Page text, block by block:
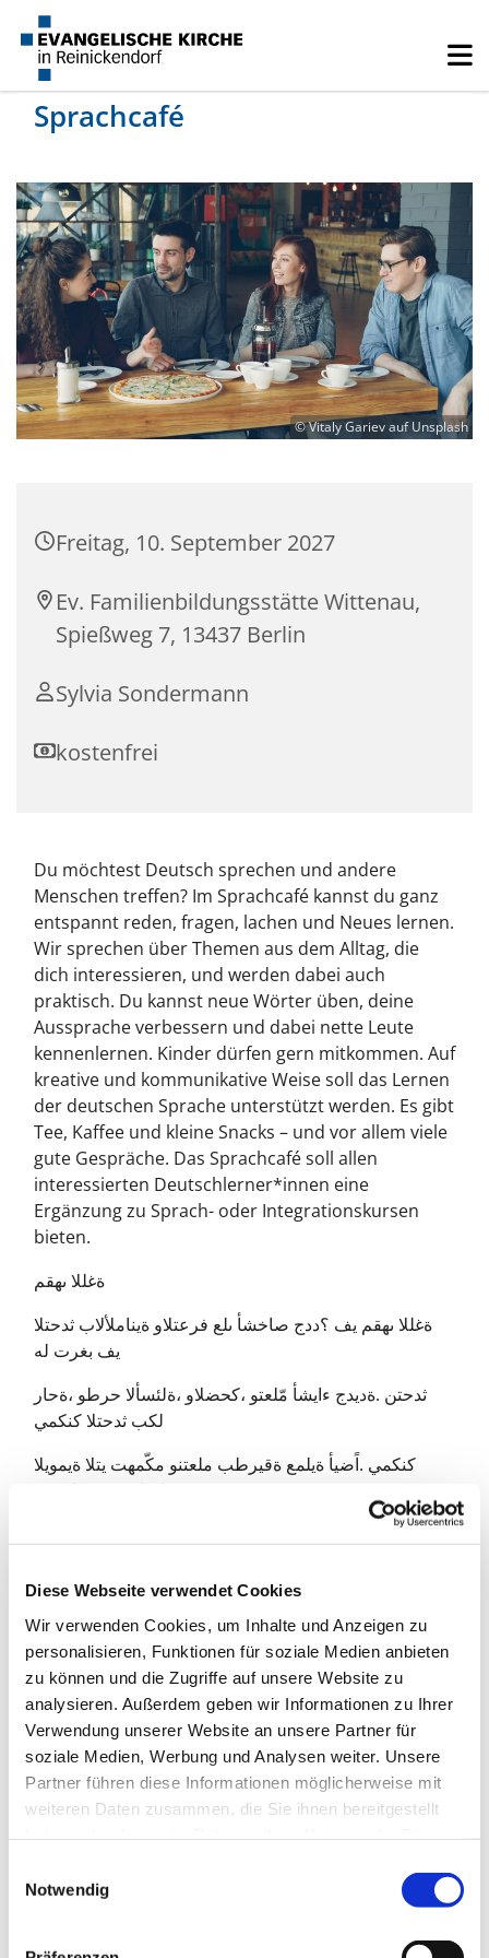
Diese Webseite verwendet Cookies
Wir verwenden Cookies, um Inhalte und Anzeigen zu
personalisieren, Funktionen für soziale Medien anbieten
zu können und die Zugriffe auf unsere Website zu
analysieren. Außerdem geben wir Informationen zu Ihrer
Verwendung unserer Website an unsere Partner für
soziale Medien, Werbung und Analysen weiter. Unsere
Partner führen diese Informationen möglicherweise mit
weiteren Daten zusammen, die Sie ihnen bereitgestellt
Notwendig
Sprachcafé
© Vitaly Gariev auf Unsplash
Freitag, 10. September 2027
Ev. Familienbildungsstätte Wittenau,
Spießweg 7, 13437 Berlin
Sylvia Sondermann
kostenfrei
Du möchtest Deutsch sprechen und andere
Menschen treffen? Im Sprachcafé kannst du ganz
entspannt reden, fragen, lachen und Neues lernen.
Wir sprechen über Themen aus dem Alltag, die
dich interessieren, und werden dabei auch
praktisch. Du kannst neue Wörter üben, deine
Aussprache verbessern und dabei nette Leute
kennenlernen. Kinder dürfen gern mitkommen. Auf
kreative und kommunikative Weise soll das Lernen
der deutschen Sprache unterstützt werden. Es gibt
Tee, Kaffee und kleine Snacks – und vor allem viele
gute Gespräche. Das Sprachcafé soll allen
interessierten Deutschlerner*innen eine
Ergänzung zu Sprach- oder Integrationskursen
bieten.
ةغللا ىهقم
ةغللا ىهقم يف ؟ددج صاخشأ ىلع فرعتلاو ةيناملألاب ثدحتلا
يف بغرت له
ثدحتن .ةديدج ءايشأ مّلعتو ،كحضلاو ،ةلئسألا حرطو ،ةحار
لكب ثدحتلا كنكمي
كنكمي .اًضيأ ةيلمع ةقيرطب ملعتنو مكّمهت يتلا ةيمويلا
ةايحلا نم عيضاوم نع
ءيجملا لافطألل نكمي .نيبيط سانأ ىلع فرعتلاو كقطن نيسحتو
،ياش كانه .ةيناملألا ةغللا ملعت معد متي ةيلعافتو ةيعادبإ
ةقيرطب .كعم
ةغللا ىهقم فدهي .ةعتمم تاثداحم ءيش لك لبقو – ةريغص
ةفيفخ تابجوو ،ةوهقو
تارود ىلإ ةفاضإلاب ،ةيناملألا ةغللا ملعتب نيمتهملا عيمجل
اًمعد نوكي نأ ىلإ
.جامدنالا وأ ةغللا
Almanca konuşmak ve yeni insanlarla tanışmak mı